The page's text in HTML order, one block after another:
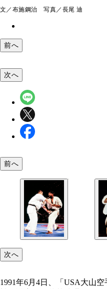
文／布施鋼治 写真／長尾 迪
前へ
1991年6月4日、
の大将戦で激突し
次へ
前へ
次へ
1991年6月4日、「USA大山